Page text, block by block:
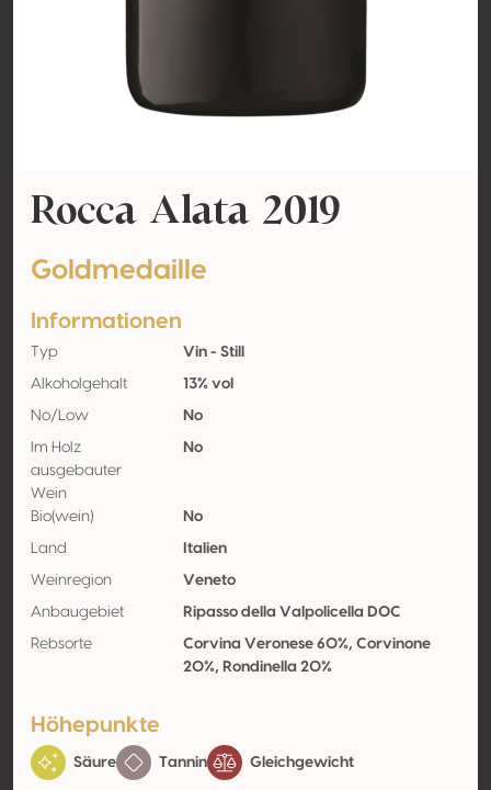
Rocca Alata 2019
Goldmedaille
Informationen
Typ Vin - Still
Alkoholgehalt 13% vol
No/Low No
Im Holz
ausgebauter
Wein
No
Bio(wein) No
Land Italien
Weinregion Veneto
Anbaugebiet Ripasso della Valpolicella DOC
Rebsorte
Corvina Veronese 60%, Corvinone
20%, Rondinella 20%
Höhepunkte
Säure Tannin Gleichgewicht